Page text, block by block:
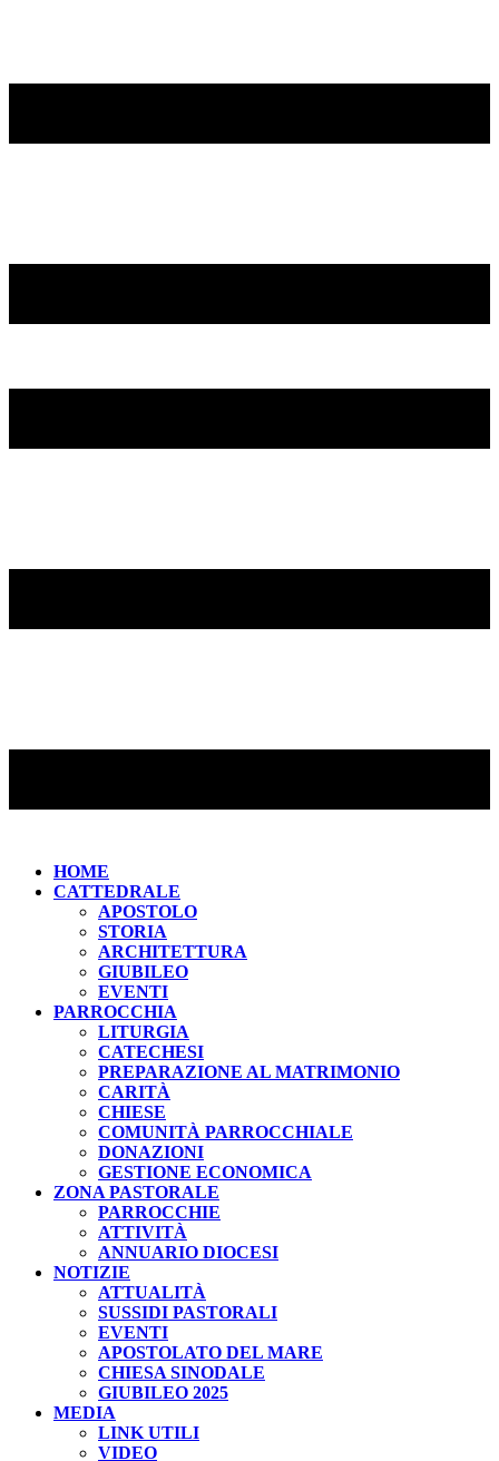
HOME
CATTEDRALE
APOSTOLO
STORIA
ARCHITETTURA
GIUBILEO
EVENTI
PARROCCHIA
LITURGIA
CATECHESI
PREPARAZIONE AL MATRIMONIO
CARITÀ
CHIESE
COMUNITÀ PARROCCHIALE
DONAZIONI
GESTIONE ECONOMICA
ZONA PASTORALE
PARROCCHIE
ATTIVITÀ
ANNUARIO DIOCESI
NOTIZIE
ATTUALITÀ
SUSSIDI PASTORALI
EVENTI
APOSTOLATO DEL MARE
CHIESA SINODALE
GIUBILEO 2025
MEDIA
LINK UTILI
VIDEO